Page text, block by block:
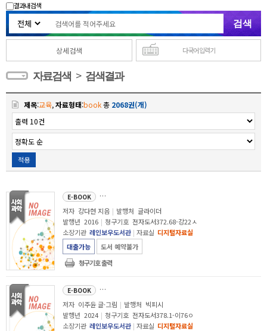
결과내 검색
상세검색 다국어 입력기
자료검색 > 검색결과
제목:교육,자료형태:book총 2068권(개)
적용
E-BOOK 10대 나만의 꿈과 마주하라 : 진짜 나를 찾아 떠나는 여행
저자 강다현 지음 | 발행처 글라이더
발행년 2016 | 청구기호 전자도서372.68-강22ㅅ
소장기관 레인보우도서관 | 자료실 디지털자료실
대출가능
도서 예약불가
청구기호 출력
E-BOOK
저자 이주윤 글·그림 | 발행처 빅피시
발행년 2024 | 청구기호 전자도서378.1-이76ㅇ
소장기관 레인보우도서관 | 자료실 디지털자료실